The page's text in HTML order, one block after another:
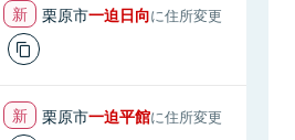
栗原市一迫日向に住所変更
栗原市一迫平館に住所変更